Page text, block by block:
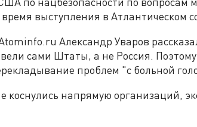
выступления в Атлантическом
Александр Уваров
сами Штаты, а не Россия.
проблем "с больной
коснулись напрямую организаций,